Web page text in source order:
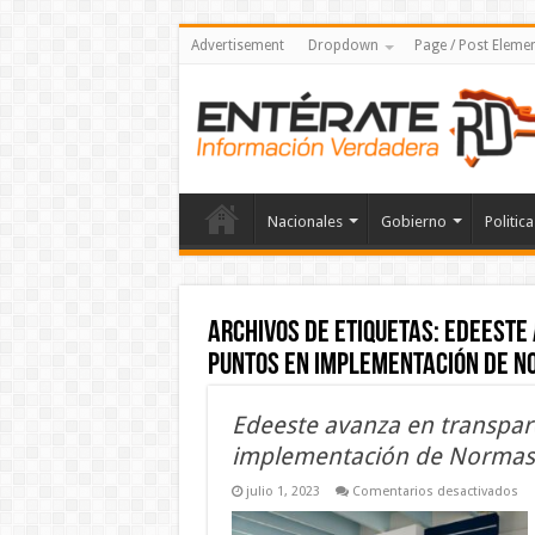
Advertisement Dropdown Page / Post
Nacionales Gobierno Politica
Archivos de etiquetas:
puntos en implementación de
Edeeste avanza en
implementación de
julio 1, 2023 Comentarios desactivadosen